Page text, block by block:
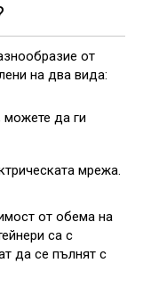
от
на два вида:
можете да ги
мрежа.
от обема на
са с
да се пълнят с